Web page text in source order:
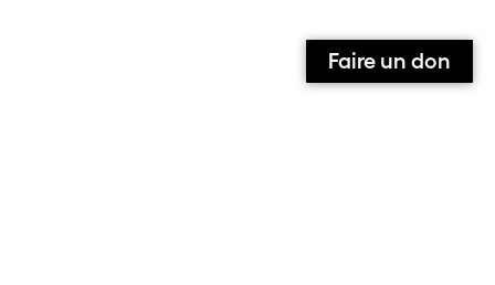
Faire un don